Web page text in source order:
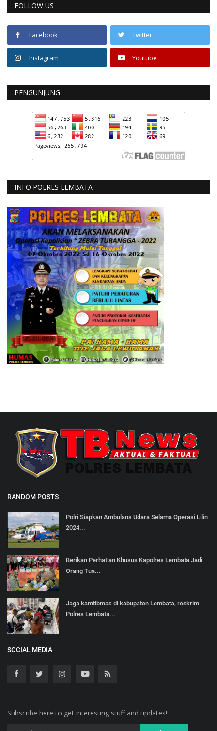
FOLLOW US
Facebook Twitter
Instagram Youtube
PENGUNJUNG
INFO POLRES LEMBATA
RANDOM POSTS
Polri Siapkan Ambulans Udara Selama Operasi Lilin
2024...
Berikan Perhatian Khusus Kapolres Lembata Jadi
Orang Tua...
Jaga kamtibmas di kabupaten Lembata, reskrim
Polres Lembata...
SOCIAL MEDIA
Subscribe here to get interesting stuff and updates!